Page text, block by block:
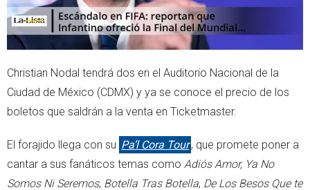
Christian Nodal tendrá dos en el Auditorio Nacional de la
Ciudad de México (CDMX) y ya se conoce el precio de los
boletos que saldrán a la venta en Ticketmaster.
El forajido llega con su Pa’l Cora Tour , que promete poner a
cantar a sus fanáticos temas como Adiós Amor, Ya No
Somos Ni Seremos, Botella Tras Botella, De Los Besos Que te